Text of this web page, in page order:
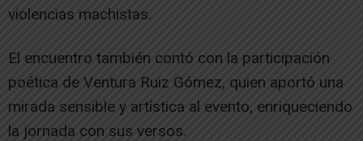
violencias machistas.
El encuentro también contó con la participación
poética de Ventura Ruiz Gómez, quien aportó una
mirada sensible y artística al evento, enriqueciendo
la jornada con sus versos.